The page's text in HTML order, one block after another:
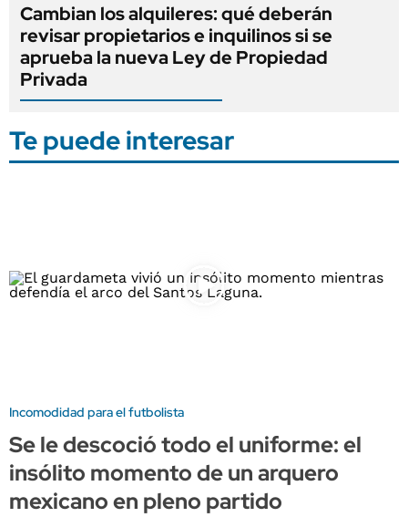
Cambian los alquileres: qué deberán
revisar propietarios e inquilinos si se
aprueba la nueva Ley de Propiedad
Privada
Te puede interesar
Incomodidad para el futbolista
Se le descoció todo el uniforme: el
insólito momento de un arquero
mexicano en pleno partido